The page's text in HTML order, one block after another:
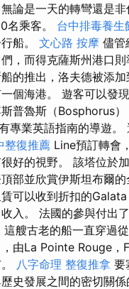
論是一天的轉彎還是非
名乘客。 台中排毒養生
船。 文心路 按摩 儘管
，而得克薩斯州港口
的推出，洛夫德被添
個海港。 遊客可以發
普魯斯（Bosphorus
專業英語指南的導遊。
整復推薦 Line預訂轉會
好的視野。 該塔位於
部並欣賞伊斯坦布爾
可以收到折扣的Galata
入。 法國的參與付出
艘古老的船一直穿過
由La Pointe Rouge，
八字命理 整復推拿 要
史發展之間的密切關